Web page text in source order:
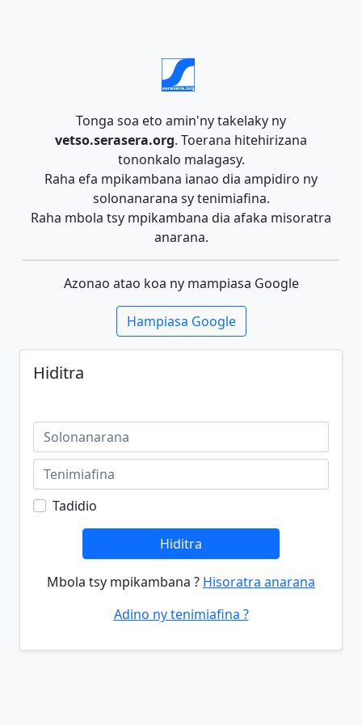
Tonga soa eto amin'ny takelaky ny
vetso.serasera.org. Toerana hitehirizana
tononkalo malagasy.
Raha efa mpikambana ianao dia ampidiro ny
solonanarana sy tenimiafina.
Raha mbola tsy mpikambana dia afaka misoratra
anarana.
Azonao atao koa ny mampiasa Google
Hampiasa Google
Hiditra
Tadidio
Hiditra
Mbola tsy mpikambana ? Hisoratra anarana
Adino ny tenimiafina ?